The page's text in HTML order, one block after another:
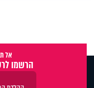
אל
הרשמו